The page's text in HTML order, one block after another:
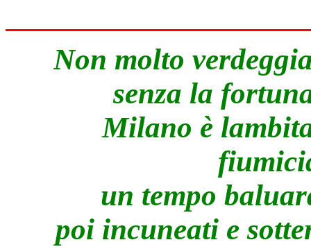
Non molto
senza la
Milano è
un tempo
poi incuneati e